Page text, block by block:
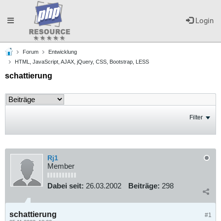
Login
Toggle
navigation
Forum
Entwicklung
HTML, JavaScript, AJAX, jQuery, CSS, Bootstrap, LESS
schattierung
Filter
Rj1
Member
Dabei seit: 26.03.2002 Beiträge: 298
#1
schattierung